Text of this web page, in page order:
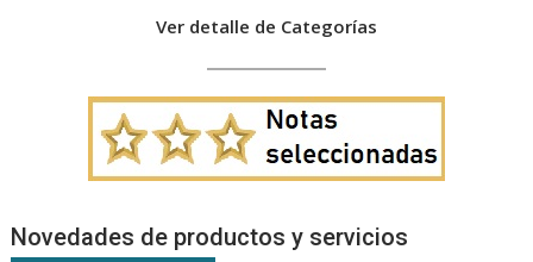
Ver detalle de Categorías
Novedades de productos y servicios